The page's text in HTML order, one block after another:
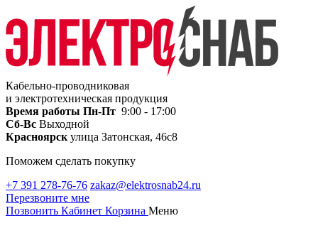
Кабельно-проводниковая
и электротехническая продукция
Время работы Пн-Пт 9:00 - 17:00
Сб-Вс Выходной
Красноярск улица Затонская, 46с8
Поможем сделать покупку
+7 391 278-76-76 zakaz@elektrosnab24.ru
Перезвоните мне
Позвонить Кабинет Корзина Меню